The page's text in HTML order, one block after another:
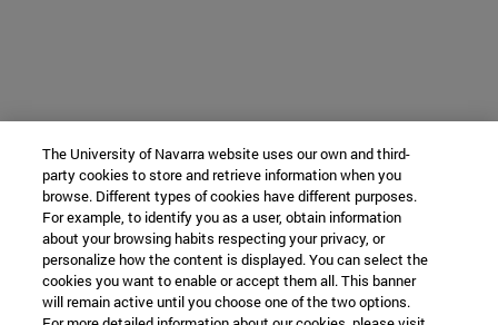
The University of Navarra website uses our own and third-
party cookies to store and retrieve information when you
browse. Different types of cookies have different purposes.
For example, to identify you as a user, obtain information
about your browsing habits respecting your privacy, or
personalize how the content is displayed. You can select the
cookies you want to enable or accept them all. This banner
will remain active until you choose one of the two options.